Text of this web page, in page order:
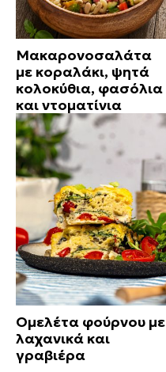
Μακαρονοσαλάτα
με κοραλάκι, ψητά
κολοκύθια, φασόλια
και ντοματίνια
Ομελέτα φούρνου με
λαχανικά και
γραβιέρα